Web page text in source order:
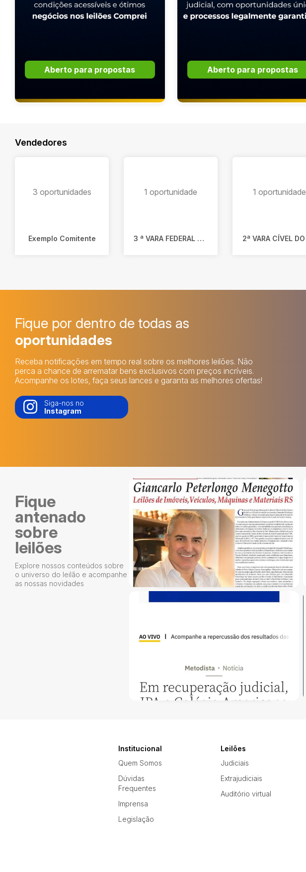
Aberto para propostas Aberto para propostas
Vendedores
3 oportunidades
Exemplo Comitente
1 oportunidade
3 ª VARA FEDERAL DE CAXIAS DO SUL/RS
1 oportunidade
Fique por dentro de todas as
oportunidades
Receba notificações em tempo real sobre os melhores leilões. Não
perca a chance de arrematar bens exclusivos com preços incríveis.
Acompanhe os lotes, faça seus lances e garanta as melhores ofertas!
Siga-nos no
Instagram
Fique
antenado
sobre
leilões
Explore nossos conteúdos sobre
o universo do leilão e acompanhe
as nossas novidades
Institucional
Quem Somos
Dúvidas
Frequentes
Imprensa
Legislação
Leilões
Judiciais
Extrajudiciais
Auditório virtual